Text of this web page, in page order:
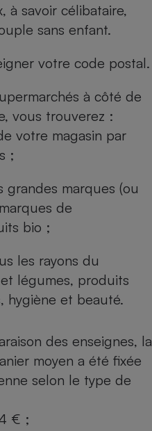
à savoir célibataire,
sans enfant.
votre code postal.
à côté de
vous trouverez :
votre magasin par
;
marques (ou
de
bio ;
les rayons du
légumes, produits
hygiène et beauté.
des enseignes, la
moyen a été fixée
selon le type de
€ ;